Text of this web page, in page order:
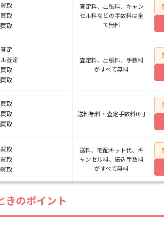
取
取
取
査定料、出張料、キャン
セル料などの手数料は全
て無料
定
査定
取
取
査定料、出張料、手数料
がすべて無料
取
取
取
送料無料・査定手数料0円
取
取
取
送料、宅配キット代、キ
ャンセル料、振込手数料
がすべて無料
きのポイント